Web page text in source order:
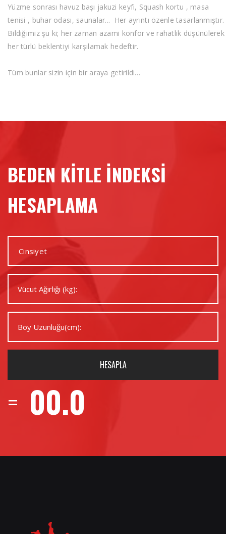
Yüzme sonrası havuz başı jakuzi keyfi, Squash kortu , masa
tenisi , buhar odası, saunalar... Her ayrıntı özenle tasarlanmıştır.
Bildiğimiz şu ki; her zaman azami konfor ve rahatlık düşünülerek
her türlü beklentiyi karşılamak hedeftir.
Tüm bunlar sizin için bir araya getirildi…
BEDEN KİTLE İNDEKSİ
HESAPLAMA
Cinsiyet
HESAPLA
= 00.0